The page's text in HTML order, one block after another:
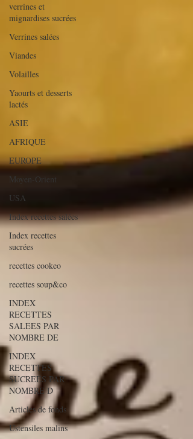
verrines et
mignardises sucrées
Verrines salées
Viandes
Volailles
Yaourts et desserts
lactés
ASIE
AFRIQUE
EUROPE
Moyen-Orient
USA
Index recettes salées
Index recettes
sucrées
recettes cookeo
recettes soup&co
INDEX
RECETTES
SALEES PAR
NOMBRE DE
INDEX
RECETTES
SUCREES PAR
NOMBRE D
Articles de fonds
Ustensiles malins